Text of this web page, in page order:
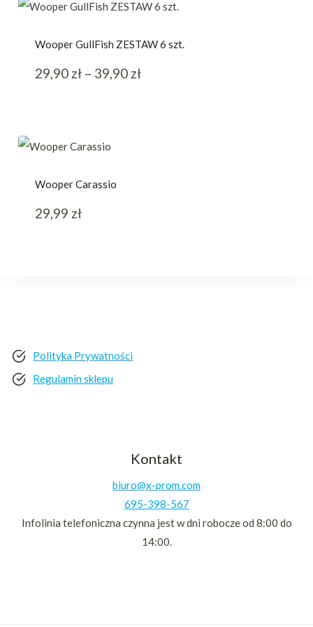
Wooper GullFish ZESTAW 6 szt.
29,90 zł – 39,90 złZakres
Wooper Carassio
29,99 zł
Polityka Prywatności
Regulamin sklepu
Kontakt
biuro@x-prom.com
695-398-567
Infolinia telefoniczna czynna jest w dni robocze od 8:00 do
14:00.